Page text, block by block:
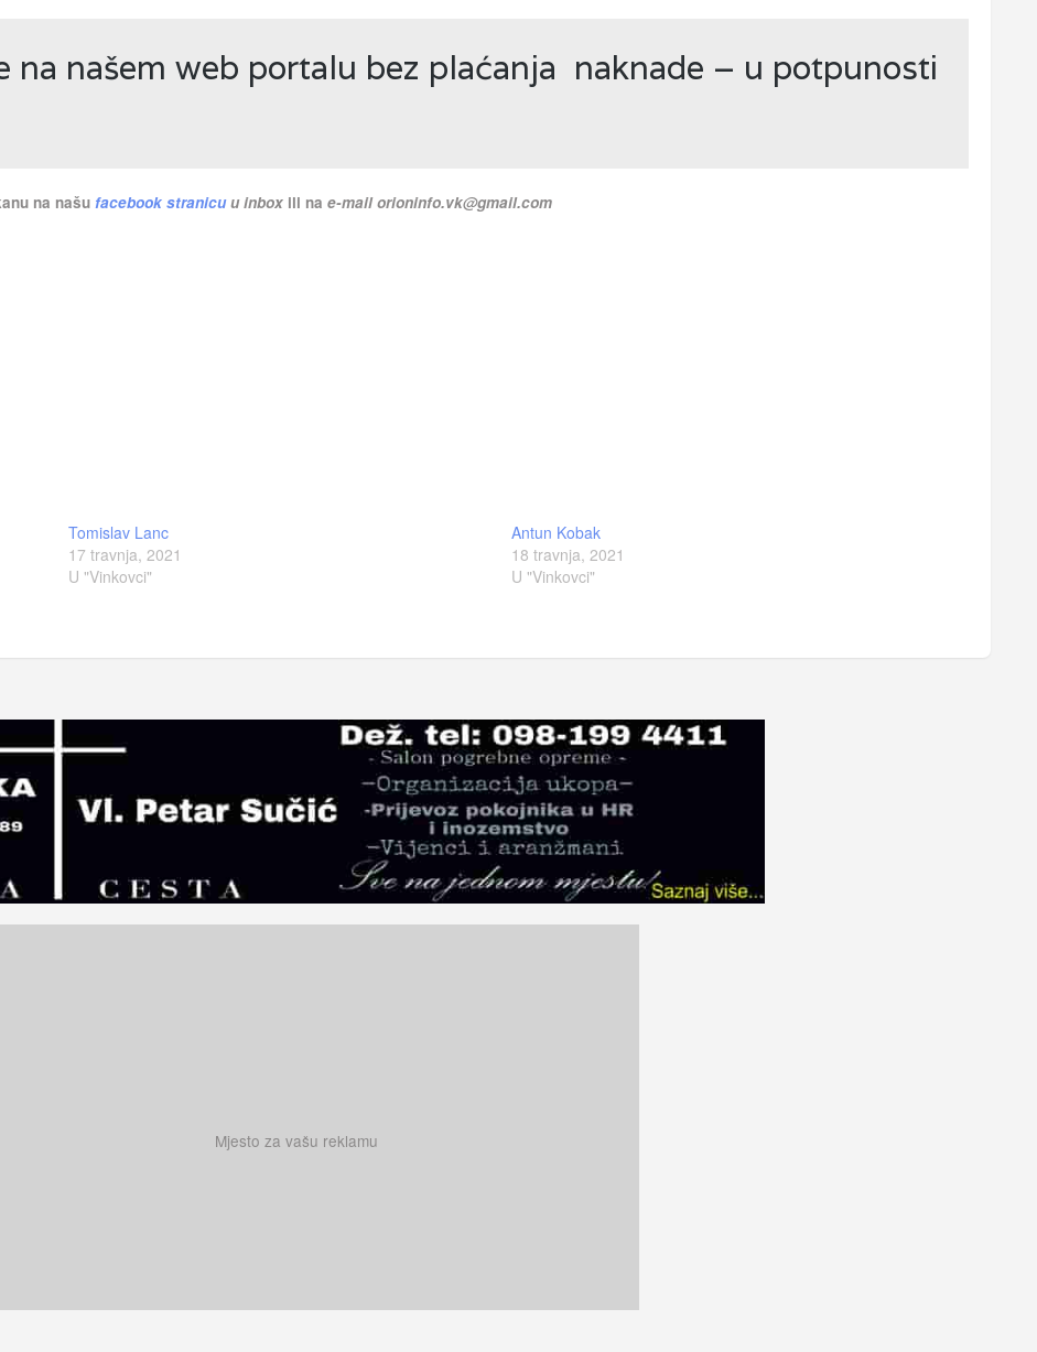
na našem web portalu bez plaćanja naknade – u potpunosti
na našufacebook stranicuu inbox ili nae-mailorioninfo.vk@gmail.com
Tomislav Lanc
17 travnja, 2021
U "Vinkovci"
Antun Kobak
18 travnja, 2021
U "Vinkovci"
Mjesto za vašu reklamu